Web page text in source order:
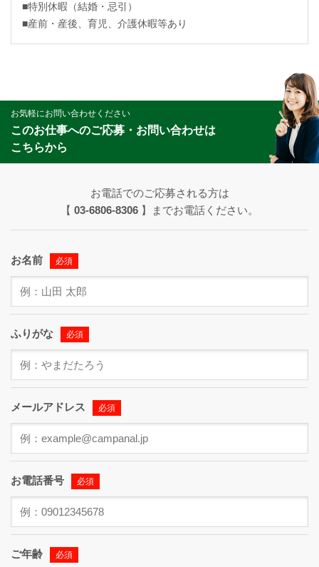
■特別休暇（結婚・忌引）
■産前・産後、育児、介護休暇等あり
お気軽にお問い合わせください
このお仕事へのご応募・お問い合わせは
こちらから
お電話でのご応募される方は
【 03-6806-8306 】までお電話ください。
お名前 必須
ふりがな 必須
メールアドレス 必須
お電話番号 必須
ご年齢 必須